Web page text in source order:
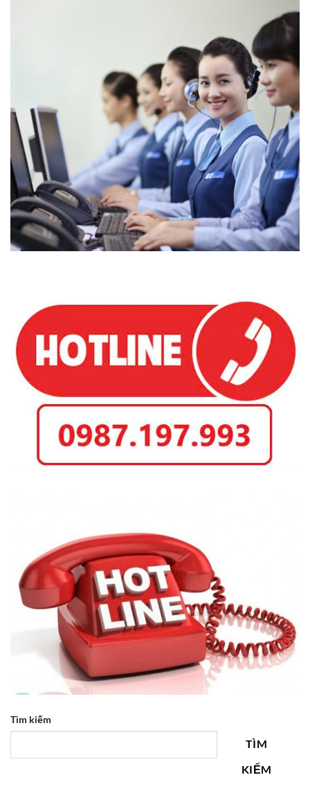
Tìm kiếm
TÌM
KIẾM